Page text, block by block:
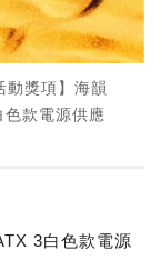
動獎項】海韻
款電源供應
3白色款電源